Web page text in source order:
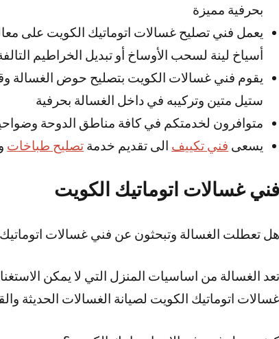
بحرفية مميزة
يعمل فني تصليح غسالات اتوماتيك الكويت على
أسياخ لينة لسحب الأوساخ أو تبديل الخراطيم
يقوم فني غسالات الكويت بتصليح حوض الغسالة
ستيل متين وتركيبه في داخل الغسالة بحرفية
متوافرون لخدمتكم في كافة مناطق الدوحة
يسعى فني تكييف الى تقديم خدمة تصليح طباخات
فني غسالات اتوماتيك الكويت
هل تعطلت الغسالة وتبحثون عن فني غسالات
تعد الغسالة من اساسيات المنزل التي لا يمكن
غسالات اتوماتيك الكويت لصيانة الغسالات الحديثة